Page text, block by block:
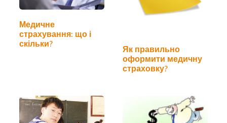
Медичне
страхування: що і
скільки?
Як правильно
оформити медичну
страховку?